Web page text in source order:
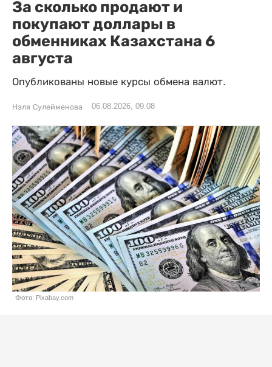
За сколько продают и
покупают доллары в
обменниках Казахстана 6
августа
Опубликованы новые курсы обмена валют.
Нэля Сулейменова 06.08.2026, 09:08
Фото: Pixabay.com